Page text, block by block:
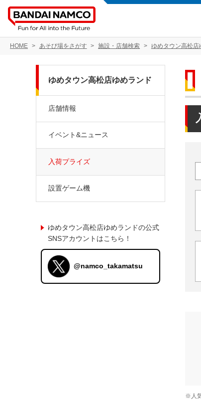
HOME あそび場をさがす 施設・店舗検索 ゆめタウン高松店
ゆめタウン高松店ゆめランド
店舗情報
イベント&ニュース
入荷プライズ
設置ゲーム機
ゆめタウン高松店ゆめランドの公式
SNSアカウントはこちら！
@namco_takamatsu